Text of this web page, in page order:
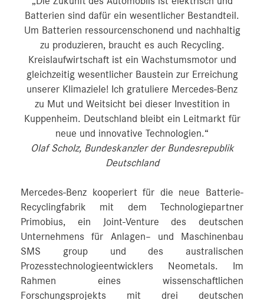
Batterien sind dafür ein wesentlicher Bestandteil.
Um Batterien ressourcenschonend und nachhaltig
zu produzieren, braucht es auch Recycling.
Kreislaufwirtschaft ist ein Wachstumsmotor und
gleichzeitig wesentlicher Baustein zur Erreichung
unserer Klimaziele! Ich gratuliere Mercedes-Benz
zu Mut und Weitsicht bei dieser Investition in
Kuppenheim. Deutschland bleibt ein Leitmarkt für
neue und innovative Technologien.“
Olaf Scholz, Bundeskanzler der Bundesrepublik
Deutschland
Mercedes-Benz kooperiert für die neue Batterie-
Recyclingfabrik mit dem Technologiepartner
Primobius, ein Joint-Venture des deutschen
Unternehmens für Anlagen– und Maschinenbau
SMS group und des australischen
Prozesstechnologieentwicklers Neometals. Im
Rahmen eines wissenschaftlichen
Forschungsprojekts mit drei deutschen